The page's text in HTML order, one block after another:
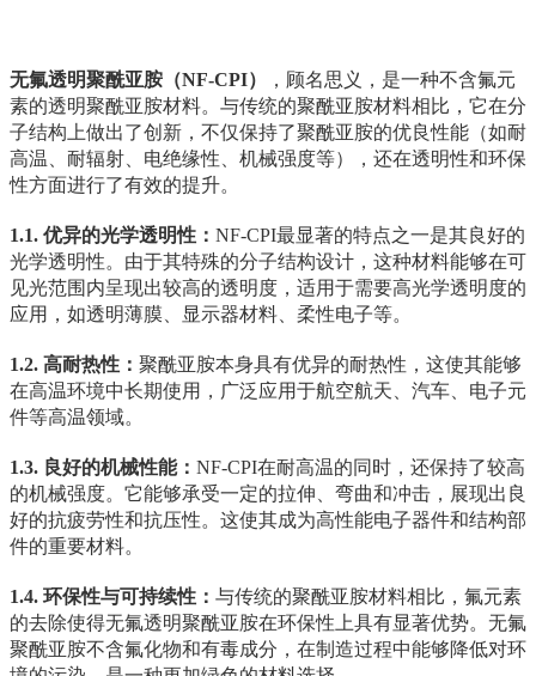
无氟透明聚酰亚胺（NF-CPI）
，顾名思义，是一种不含氟元
素的透明聚酰亚胺材料。与传统的聚酰亚胺材料相比，它在分
子结构上做出了创新，不仅保持了聚酰亚胺的优良性能（如耐
高温、耐辐射、电绝缘性、机械强度等），还在透明性和环保
性方面进行了有效的提升。
1.1. 优异的光学透明性： NF-CPI最显著的特点之一是其良好的
光学透明性。由于其特殊的分子结构设计，这种材料能够在可
见光范围内呈现出较高的透明度，适用于需要高光学透明度的
应用，如透明薄膜、显示器材料、柔性电子等。
1.2. 高耐热性： 聚酰亚胺本身具有优异的耐热性，这使其能够
在高温环境中长期使用，广泛应用于航空航天、汽车、电子元
件等高温领域。
1.3. 良好的机械性能： NF-CPI在耐高温的同时，还保持了较高
的机械强度。它能够承受一定的拉伸、弯曲和冲击，展现出良
好的抗疲劳性和抗压性。这使其成为高性能电子器件和结构部
件的重要材料。
1.4. 环保性与可持续性： 与传统的聚酰亚胺材料相比，氟元素
的去除使得无氟透明聚酰亚胺在环保性上具有显著优势。无氟
聚酰亚胺不含氟化物和有毒成分，在制造过程中能够降低对环